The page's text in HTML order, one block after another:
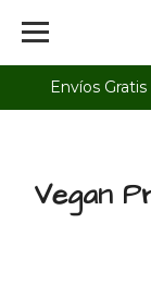
Envíos
Vegan